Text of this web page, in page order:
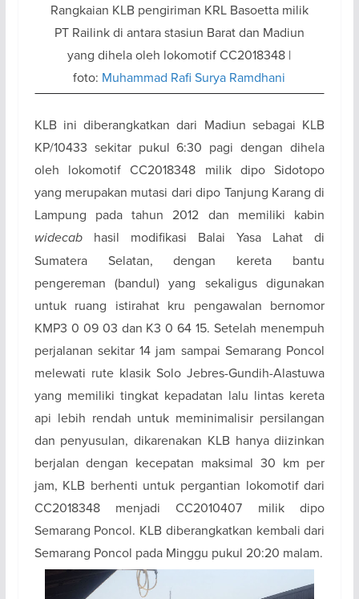
Rangkaian KLB pengiriman KRL Basoetta milik
PT Railink di antara stasiun Barat dan Madiun
yang dihela oleh lokomotif CC2018348 |
foto: Muhammad Rafi Surya Ramdhani
KLB ini diberangkatkan dari Madiun sebagai KLB
KP/10433 sekitar pukul 6:30 pagi dengan dihela
oleh lokomotif CC2018348 milik dipo Sidotopo
yang merupakan mutasi dari dipo Tanjung Karang di
Lampung pada tahun 2012 dan memiliki kabin
widecabhasil modifikasi Balai Yasa Lahat di
Sumatera Selatan, dengan kereta bantu
pengereman (bandul) yang sekaligus digunakan
untuk ruang istirahat kru pengawalan bernomor
KMP3 0 09 03 dan K3 0 64 15. Setelah menempuh
perjalanan sekitar 14 jam sampai Semarang Poncol
melewati rute klasik Solo Jebres-Gundih-Alastuwa
yang memiliki tingkat kepadatan lalu lintas kereta
api lebih rendah untuk meminimalisir persilangan
dan penyusulan, dikarenakan KLB hanya diizinkan
berjalan dengan kecepatan maksimal 30 km per
jam, KLB berhenti untuk pergantian lokomotif dari
CC2018348 menjadi CC2010407 milik dipo
Semarang Poncol. KLB diberangkatkan kembali dari
Semarang Poncol pada Minggu pukul 20:20 malam.